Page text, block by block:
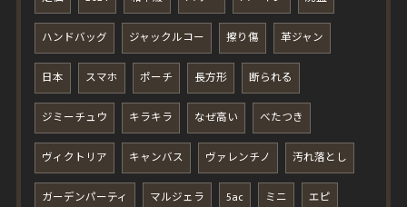
ハンドバッグ ジャックルコー 擦り傷 革ジャン
日本 スマホ ポーチ 長方形 断られる
ジミーチュウ キラキラ なぜ高い べたつき
ヴィクトリア キャンバス ヴァレンチノ 汚れ落とし
ガーデンパーティ マルジェラ 5ac ミニ エピ